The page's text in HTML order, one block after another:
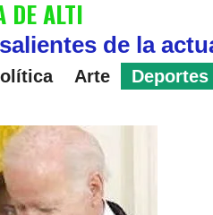
DE ALTI
de la
Arte Deportes